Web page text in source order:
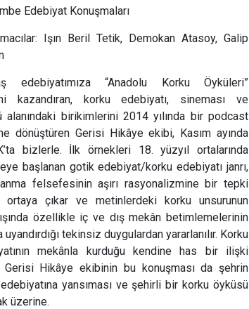
Edebiyat Konuşmaları
Işın Beril Tetik, Demokan Atasoy, Galip
edebiyatımıza “Anadolu Korku Öyküleri”
kazandıran, korku edebiyatı, sineması ve
alanındaki birikimlerini 2014 yılında bir podcast
dönüştüren Gerisi Hikâye ekibi, Kasım ayında
bizlerle. İlk örnekleri 18. yüzyıl ortalarında
başlanan gotik edebiyat/korku edebiyatı janrı,
felsefesinin aşırı rasyonalizmine bir tepki
ortaya çıkar ve metinlerdeki korku unsurunun
özellikle iç ve dış mekân betimlemelerinin
uyandırdığı tekinsiz duygulardan yararlanılır. Korku
mekânla kurduğu kendine has bir ilişki
Gerisi Hikâye ekibinin bu konuşması da şehrin
yansıması ve şehirli bir korku öyküsü
üzerine.